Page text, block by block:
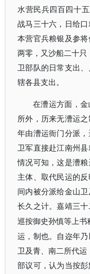
水营民兵四百四十
战马三十六，日给口
本营官兵粮银及参
两零，又沙船二十只
卫部队的日常支出
辖各县支出。
在漕运方面，
所外，历来无漕运
年由漕运衙门分派
卫军直接赴江南州
情况可知，这是漕
主体、取代民运的
间内被分派给金山
长久之计。嘉靖三
巡按御史孙慎等上书
运，制也。自迩年
卫及青、南二所代运
部议可，认为当按